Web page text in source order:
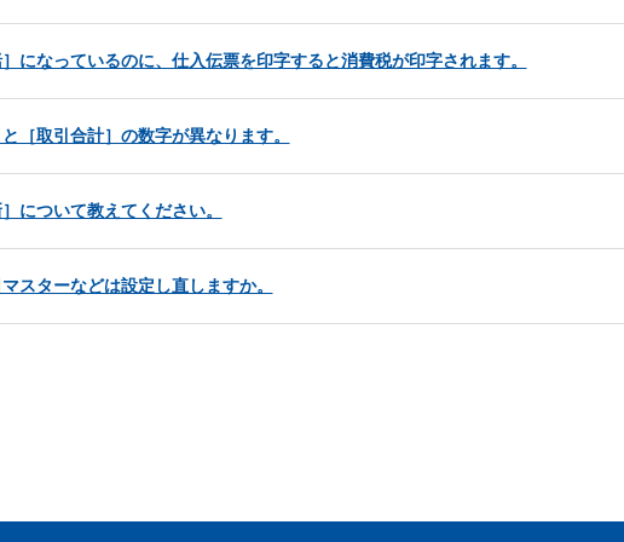
になっているのに、仕入伝票を印字すると消費税が印字されます。
［取引合計］の数字が異なります。
について教えてください。
スターなどは設定し直しますか。